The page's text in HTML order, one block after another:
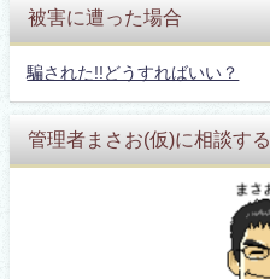
被害に遭った場合
騙された!!どうすればいい？
管理者まさお(仮)に相談する